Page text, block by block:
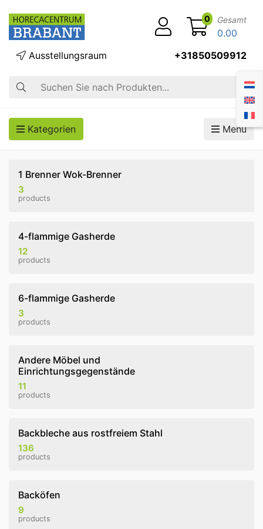
Suche
Ausstellungsraum +31850509912
0 Gesamt
0.00
Kategorien Menü
1 Brenner Wok-Brenner
3
products
4-flammige Gasherde
12
products
6-flammige Gasherde
3
products
Andere Möbel und
Einrichtungsgegenstände
11
products
Backbleche aus rostfreiem Stahl
136
products
Backöfen
9
products